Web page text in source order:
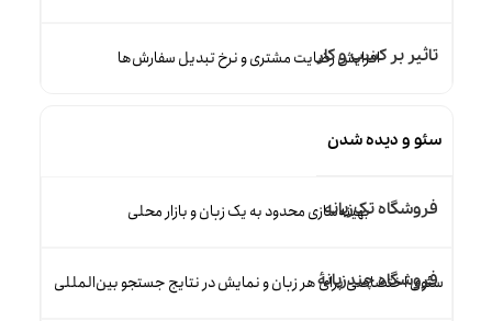
افزایش رضایت مشتری و نرخ تبدیل سفارش‌ها
سئو و دیده شدن
بهینه‌سازی محدود به یک زبان و بازار محلی
سئوی اختصاصی برای هر زبان و نمایش در نتایج جستجو بین‌المللی